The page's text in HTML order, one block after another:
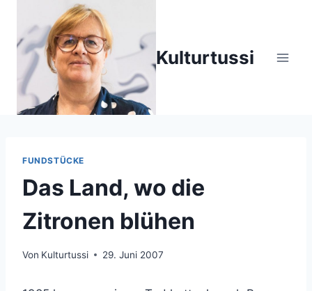
Inhalt
springen
Kulturtussi
FUNDSTÜCKE
Das Land, wo die
Zitronen blühen
Von Kulturtussi 29. Juni 2007